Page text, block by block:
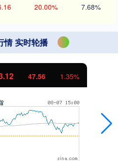
20.00% 7.68%
情 实时轮播
47.56 1.35%